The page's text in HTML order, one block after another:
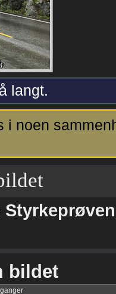
langt.
i noen
Styrkeprøven
bildet